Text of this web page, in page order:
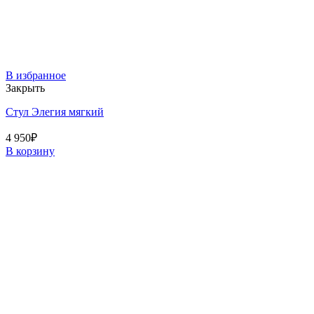
В избранное
Закрыть
Стул Элегия мягкий
4 950₽
В корзину